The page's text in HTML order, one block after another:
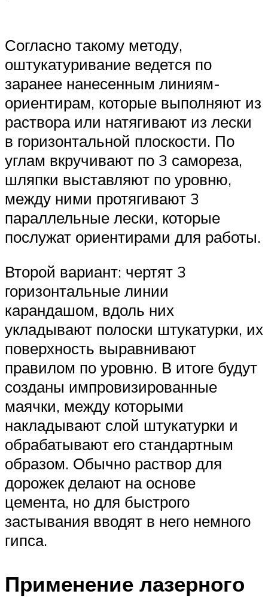
Согласно такому методу,
оштукатуривание ведется по
заранее нанесенным линиям-
ориентирам, которые выполняют из
раствора или натягивают из лески
в горизонтальной плоскости. По
углам вкручивают по 3 самореза,
шляпки выставляют по уровню,
между ними протягивают 3
параллельные лески, которые
послужат ориентирами для работы.
Второй вариант: чертят 3
горизонтальные линии
карандашом, вдоль них
укладывают полоски штукатурки, их
поверхность выравнивают
правилом по уровню. В итоге будут
созданы импровизированные
маячки, между которыми
накладывают слой штукатурки и
обрабатывают его стандартным
образом. Обычно раствор для
дорожек делают на основе
цемента, но для быстрого
застывания вводят в него немного
гипса.
Применение лазерного